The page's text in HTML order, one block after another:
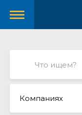
Компаниях